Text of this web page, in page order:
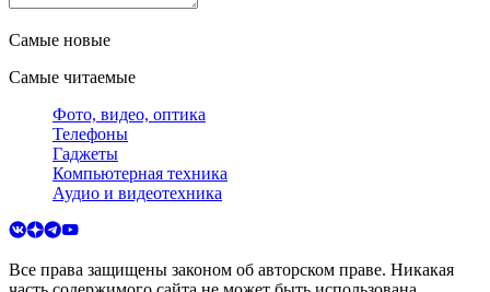
Самые новые
Самые читаемые
Фото, видео, оптика
Телефоны
Гаджеты
Компьютерная техника
Аудио и видеотехника
Все права защищены законом об авторском праве. Никакая